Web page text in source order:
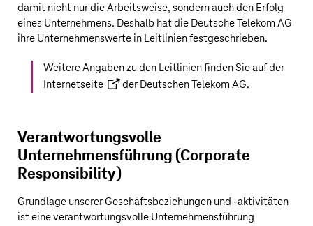
damit nicht nur die Arbeitsweise, sondern auch den Erfolg
eines Unternehmens. Deshalb hat die Deutsche Telekom AG
ihre Unternehmenswerte in Leitlinien festgeschrieben.
Weitere Angaben zu den Leitlinien finden Sie auf der
Internetseite
der Deutschen Telekom AG.
Verantwortungsvolle
Unternehmensführung (Corporate
Responsibility)
Grundlage unserer Geschäftsbeziehungen und -aktivitäten
ist eine verantwortungsvolle Unternehmensführung